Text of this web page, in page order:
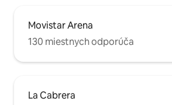
Movistar Arena
130 miestnych odporúča
La Cabrera